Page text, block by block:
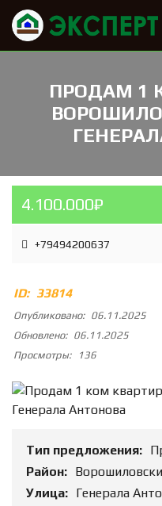
ПРОДАМ 1
4.100.000₽
+79494200637
ID: 33814
Опубликовано: 06.11.2025
Обновлено: 06.11.2025
Просмотры:
136
Тип предложения:
Район:
Улица: Генерала